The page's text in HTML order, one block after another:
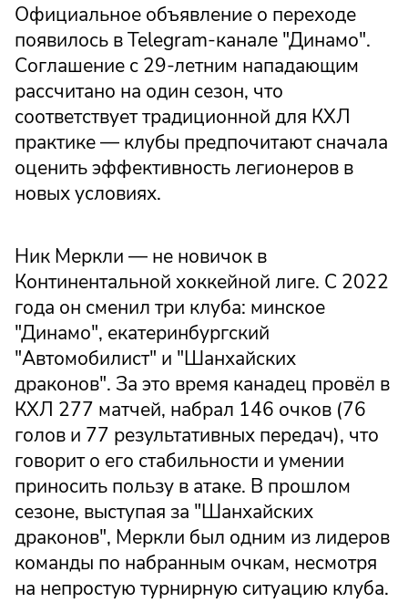
Официальное объявление о переходе
появилось в Telegram-канале "Динамо".
Соглашение с 29-летним нападающим
рассчитано на один сезон, что
соответствует традиционной для КХЛ
практике — клубы предпочитают сначала
оценить эффективность легионеров в
новых условиях.
Ник Меркли — не новичок в
Континентальной хоккейной лиге. С 2022
года он сменил три клуба: минское
"Динамо", екатеринбургский
"Автомобилист" и "Шанхайских
драконов". За это время канадец провёл в
КХЛ 277 матчей, набрал 146 очков (76
голов и 77 результативных передач), что
говорит о его стабильности и умении
приносить пользу в атаке. В прошлом
сезоне, выступая за "Шанхайских
драконов", Меркли был одним из лидеров
команды по набранным очкам, несмотря
на непростую турнирную ситуацию клуба.